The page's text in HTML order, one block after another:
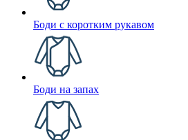
Боди с коротким рукавом
Боди на запах